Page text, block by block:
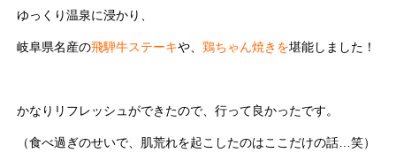
ゆっくり温泉に浸かり、
岐阜県名産の飛騨牛ステーキや、鶏ちゃん焼きを堪能しました！
かなりリフレッシュができたので、行って良かったです。
（食べ過ぎのせいで、肌荒れを起こしたのはここだけの話…笑）